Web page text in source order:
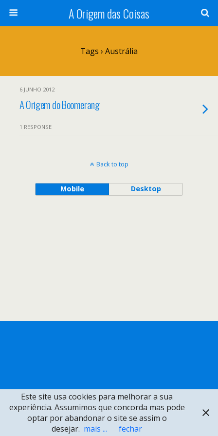
A Origem das Coisas
Tags › Austrália
6 JUNHO 2012
A Origem do Boomerang
1 RESPONSE
Back to top
Mobile Desktop
Este site usa cookies para melhorar a sua
experiência. Assumimos que concorda mas pode
optar por abandonar o site se assim o
desejar. mais ... fechar